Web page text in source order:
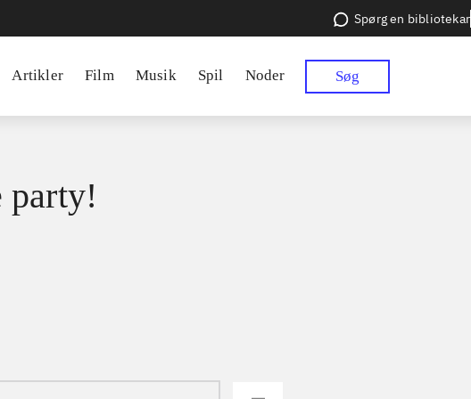
Spørg en bibliotekar
Artikler Film Musik Spil Noder Søg
party!